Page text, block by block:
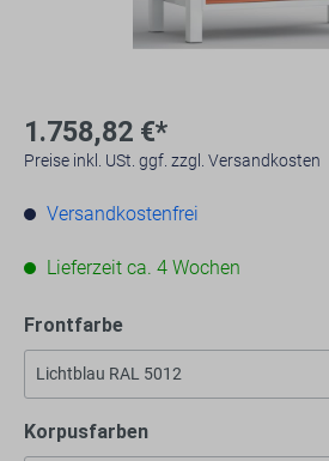
1.758,82 €*
Preise inkl. USt. ggf. zzgl. Versandkosten
Versandkostenfrei
Lieferzeit ca. 4 Wochen
Frontfarbe
Korpusfarben